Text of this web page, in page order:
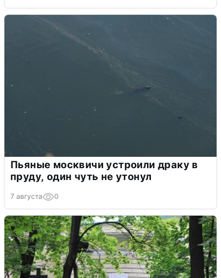
Пьяные москвичи устроили драку в
пруду, один чуть не утонул
7 августа 0